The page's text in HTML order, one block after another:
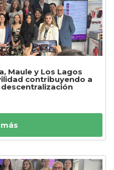
Maule y Los Lagos
contribuyendo a